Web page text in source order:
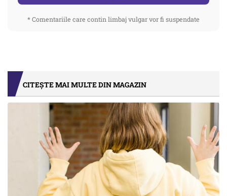
* Comentariile care contin limbaj vulgar vor fi suspendate
CITEȘTE MAI MULTE DIN MAGAZIN